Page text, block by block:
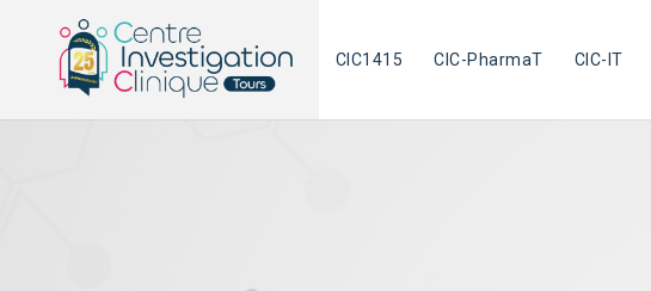
content
CIC1415 CIC-PharmaT CIC-IT